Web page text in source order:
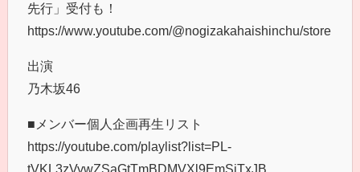
先⾏」受付も！
https://www.youtube.com/@nogizakahaishinchu/store
出演
乃木坂46
■メンバー個人企画再生リスト
https://youtube.com/playlist?list=PL-
tVKL3zVywZSaGtTmBDMVXl9EmSiTxJB